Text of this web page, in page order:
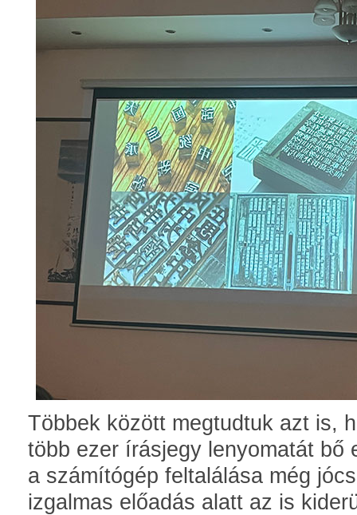
Többek között megtudtuk azt is,
több ezer írásjegy lenyomatát bő
a számítógép feltalálása még
izgalmas előadás alatt az is